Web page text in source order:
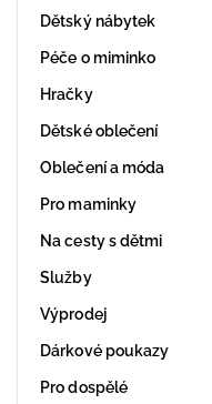
Dětský nábytek
Péče o miminko
Hračky
Dětské oblečení
Oblečení a móda
Pro maminky
Na cesty s dětmi
Služby
Výprodej
Dárkové poukazy
Pro dospělé